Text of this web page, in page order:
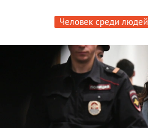
Человек среди людей